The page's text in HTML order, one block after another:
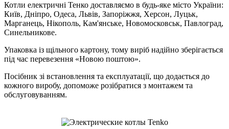
Котли електричні Тенко доставляємо в будь-яке місто України:
Київ, Дніпро, Одеса, Львів, Запоріжжя, Херсон, Луцьк,
Марганець, Нікополь, Кам'янське, Новомосковськ, Павлоград,
Синельникове.
Упаковка із щільного картону, тому виріб надійно зберігається
під час перевезення «Новою поштою».
Посібник зі встановлення та експлуатації, що додається до
кожного виробу, допоможе розібратися з монтажем та
обслуговуванням.